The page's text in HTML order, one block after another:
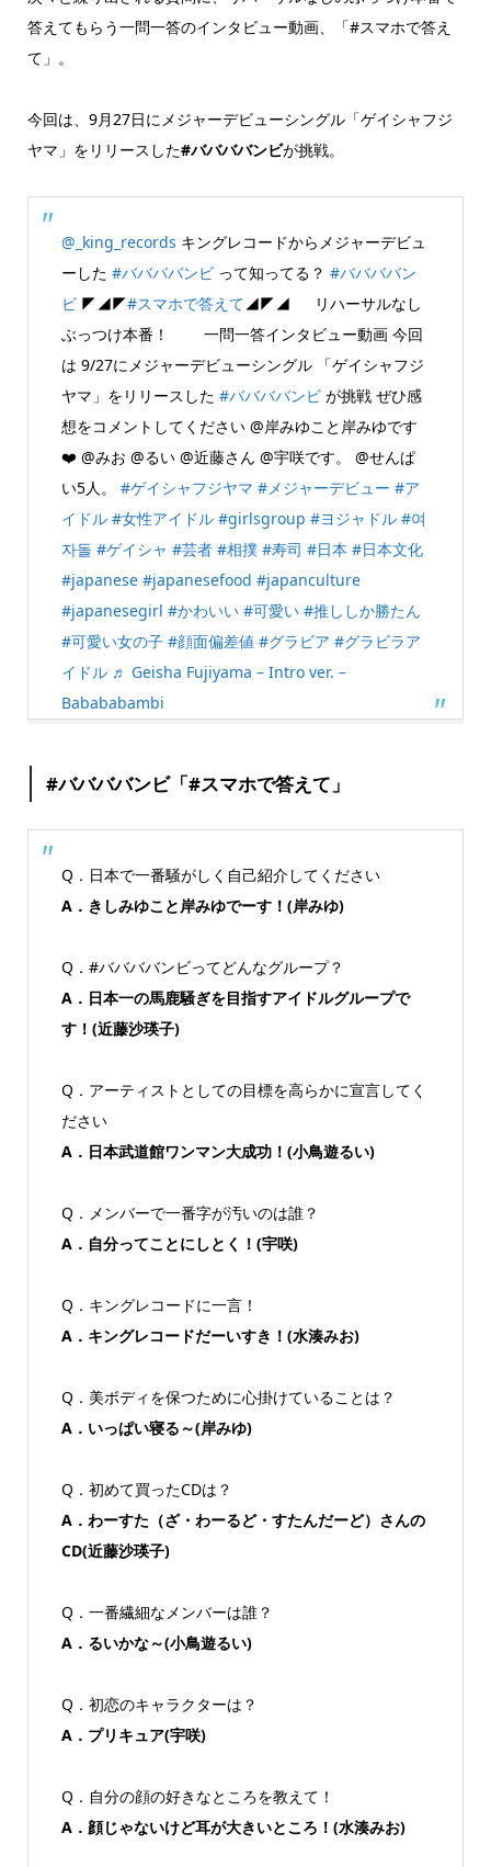
答えてもらう一問一答のインタビュー動画、「#スマホで答え
て」。
今回は、9月27日にメジャーデビューシングル「ゲイシャフジ
ヤマ」をリリースした#ババババンビが挑戦。
@_king_records キングレコードからメジャーデビュ
ーした #ババババンビって知ってる？ #ババババン
ビ◤◢◤#スマホで答えて◢◤◢ リハーサルなし
ぶっつけ本番！ 一問一答インタビュー動画 今回
は 9/27にメジャーデビューシングル 「ゲイシャフジ
ヤマ」をリリースした #ババババンビが挑戦 ぜひ感
想をコメントしてください @岸みゆこと岸みゆです
❤️ @みお @るい @近藤さん @宇咲です。 @せんぱ
い5人。 #ゲイシャフジヤマ #メジャーデビュー #ア
イドル #女性アイドル #girlsgroup #ヨジャドル #여
자돌 #ゲイシャ #芸者 #相撲 #寿司 #日本 #日本文化
#japanese #japanesefood #japanculture
#japanesegirl #かわいい #可愛い #推ししか勝たん
#可愛い女の子 #顔面偏差値 #グラビア #グラビラア
イドル ♬ Geisha Fujiyama – Intro ver. –
Babababambi
#ババババンビ「#スマホで答えて」
Q．日本で一番騒がしく自己紹介してください
A．きしみゆこと岸みゆでーす！(岸みゆ)
Q．#ババババンビってどんなグループ？
A．日本一の馬鹿騒ぎを目指すアイドルグループで
す！(近藤沙瑛子)
Q．アーティストとしての目標を高らかに宣言してく
ださい
A．日本武道館ワンマン大成功！(小鳥遊るい)
Q．メンバーで一番字が汚いのは誰？
A．自分ってことにしとく！(宇咲)
Q．キングレコードに一言！
A．キングレコードだーいすき！(水湊みお)
Q．美ボディを保つために心掛けていることは？
A．いっぱい寝る～(岸みゆ)
Q．初めて買ったCDは？
A．わーすた（ざ・わーるど・すたんだーど）さんの
CD(近藤沙瑛子)
Q．一番繊細なメンバーは誰？
A．るいかな～(小鳥遊るい)
Q．初恋のキャラクターは？
A．プリキュア(宇咲)
Q．自分の顔の好きなところを教えて！
A．顔じゃないけど耳が大きいところ！(水湊みお)